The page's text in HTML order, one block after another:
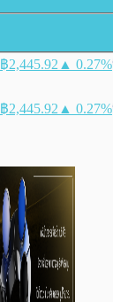
฿2,445.92 ▲ 0.27%
฿2,445.92 ▲ 0.27%